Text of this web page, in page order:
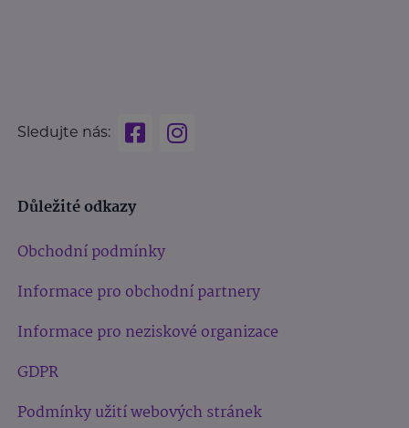
Sledujte nás:
Důležité odkazy
Obchodní podmínky
Informace pro obchodní partnery
Informace pro neziskové organizace
GDPR
Podmínky užití webových stránek